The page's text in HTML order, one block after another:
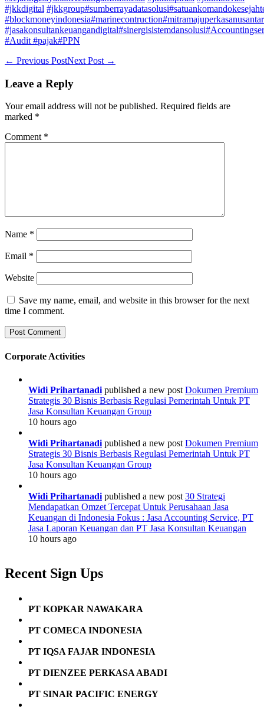
#jkkdigital #jkkgroup#sumberrayadatasolusi
#blockmoneyindonesia#marinecontruction
#jasakonsultankeuangandigital#sinergisistemdansolusi
#Audit #pajak#PPN
Post
← Previous PostNext Post →
Leave a Reply
Your email address will not be published. Required fields are
marked *
Comment *
Name *
Email *
Website
Save my name, email, and website in this browser for the next
time I comment.
Corporate Activities
Widi Prihartanadi published a new post Dokumen Premium
Strategis 30 Bisnis Berbasis Regulasi Pemerintah Untuk PT
Jasa Konsultan Keuangan Group
10 hours ago
Widi Prihartanadi published a new post Dokumen Premium
Strategis 30 Bisnis Berbasis Regulasi Pemerintah Untuk PT
Jasa Konsultan Keuangan Group
10 hours ago
Widi Prihartanadi published a new post 30 Strategi
Mendapatkan Omzet Tercepat Untuk Perusahaan Jasa
Keuangan di Indonesia Fokus : Jasa Accounting Service, PT
Jasa Laporan Keuangan dan PT Jasa Konsultan Keuangan
10 hours ago
Recent Sign Ups
PT KOPKAR NAWAKARA
PT COMECA INDONESIA
PT IQSA FAJAR INDONESIA
PT DIENZEE PERKASA ABADI
PT SINAR PACIFIC ENERGY